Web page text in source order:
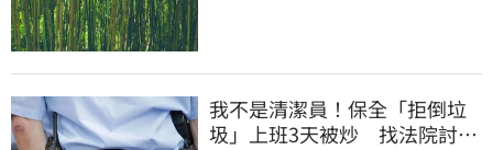
我不是清潔員！保全「拒倒垃
圾」上班3天被炒 找法院討公